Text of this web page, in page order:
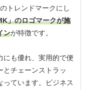
トレンドマークにし
」のロゴマークが施
ンが特徴です。
にも優れ、実用的で便
とチェーンストラッ
っています。ビジネス